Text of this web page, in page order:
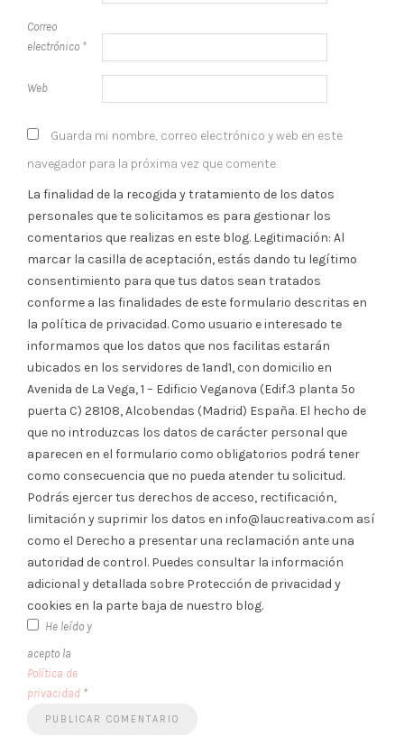
Correo
electrónico *
Web
Guarda mi nombre, correo electrónico y web en este
navegador para la próxima vez que comente.
La finalidad de la recogida y tratamiento de los datos
personales que te solicitamos es para gestionar los
comentarios que realizas en este blog. Legitimación: Al
marcar la casilla de aceptación, estás dando tu legítimo
consentimiento para que tus datos sean tratados
conforme a las finalidades de este formulario descritas en
la política de privacidad. Como usuario e interesado te
informamos que los datos que nos facilitas estarán
ubicados en los servidores de 1and1, con domicilio en
Avenida de La Vega, 1 – Edificio Veganova (Edif.3 planta 5º
puerta C) 28108, Alcobendas (Madrid) España. El hecho de
que no introduzcas los datos de carácter personal que
aparecen en el formulario como obligatorios podrá tener
como consecuencia que no pueda atender tu solicitud.
Podrás ejercer tus derechos de acceso, rectificación,
limitación y suprimir los datos en info@laucreativa.com así
como el Derecho a presentar una reclamación ante una
autoridad de control. Puedes consultar la información
adicional y detallada sobre Protección de privacidad y
cookies en la parte baja de nuestro blog.
He leído y
acepto la
Política de
privacidad *